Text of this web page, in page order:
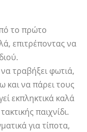
το πρώτο
επιτρέποντας να
τραβήξει φωτιά,
και να πάρει τους
εκπληκτικά καλά
παιχνίδι.
για τίποτα,